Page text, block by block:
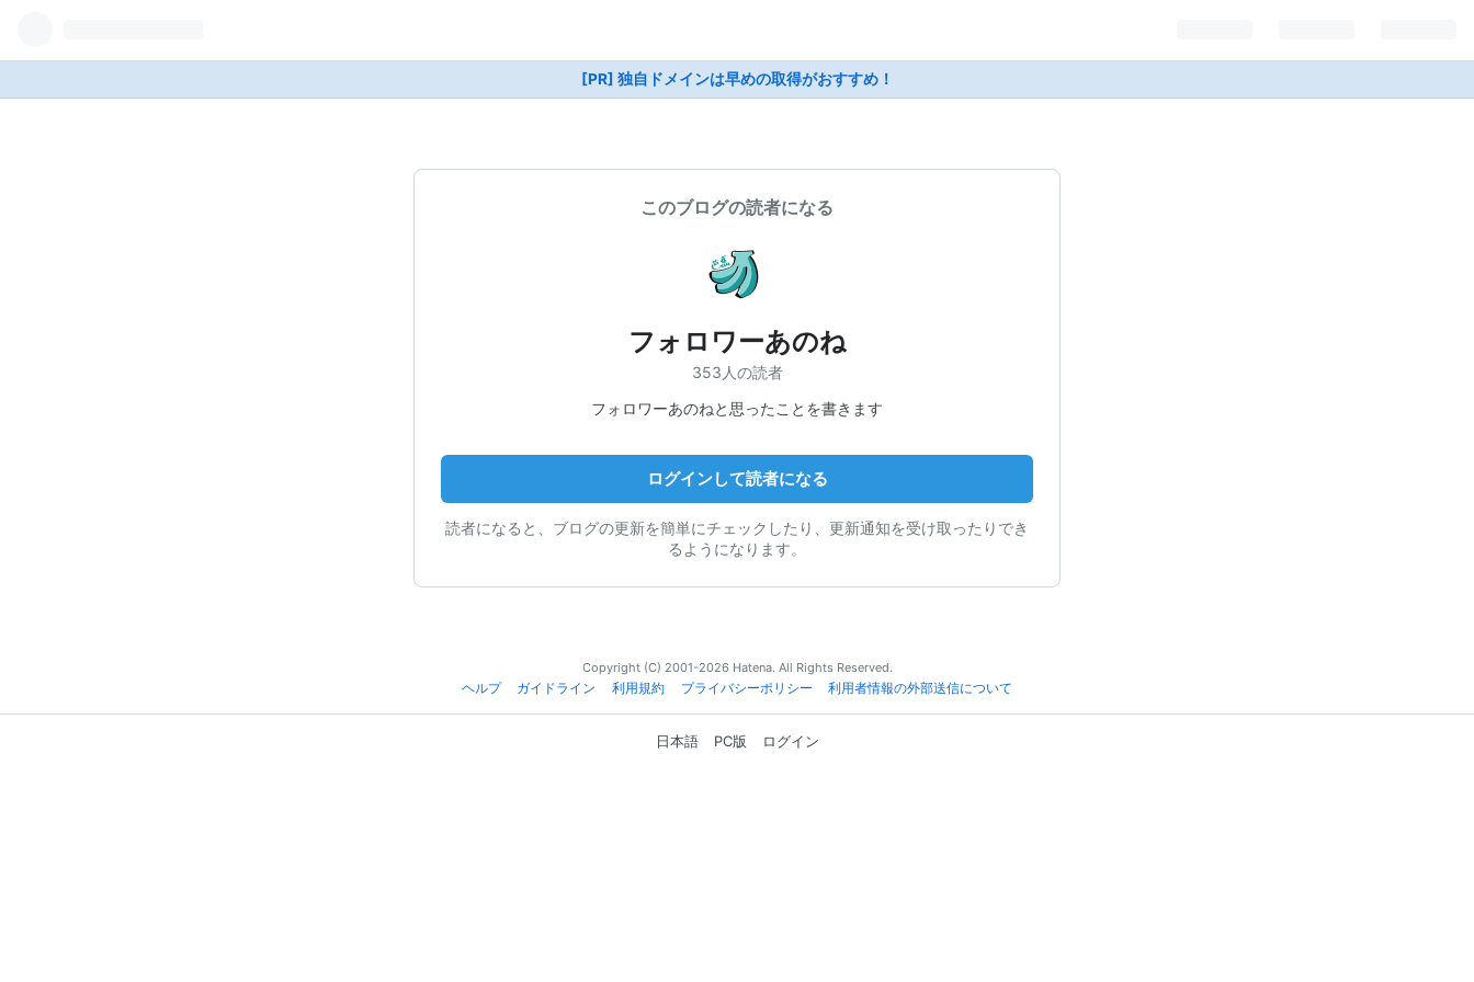
[PR] 独自ドメインは早めの取得がおすすめ！
このブログの読者になる
フォロワーあのね
353人の読者
フォロワーあのねと思ったことを書きます
ログインして読者になる
読者になると、ブログの更新を簡単にチェックしたり、更新通知を受け取ったりでき
るようになります。
Copyright (C) 2001-2026 Hatena. All Rights Reserved.
ヘルプ
ガイドライン 利用規約 プライバシーポリシー 利用者情報の外部送信について
日本語 PC版 ログイン